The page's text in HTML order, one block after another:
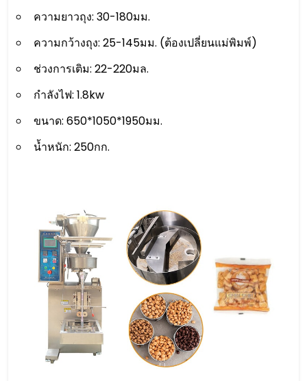
ความยาวถุง: 30-180มม.
ความกว้างถุง: 25-145มม. (ต้องเปลี่ยนแม่พิมพ์)
ช่วงการเติม: 22-220มล.
กำลังไฟ: 1.8kw
ขนาด: 650*1050*1950มม.
น้ำหนัก: 250กก.